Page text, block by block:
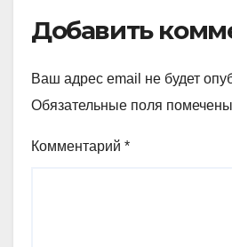
Добавить
Ваш адрес email не будет
Обязательные поля помечены
Комментарий *